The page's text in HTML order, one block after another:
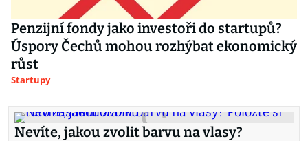
Penzijní fondy jako investoři do startupů?
Úspory Čechů mohou rozhýbat ekonomický
růst
Startupy
Nevíte, jakou zvolit barvu na vlasy?